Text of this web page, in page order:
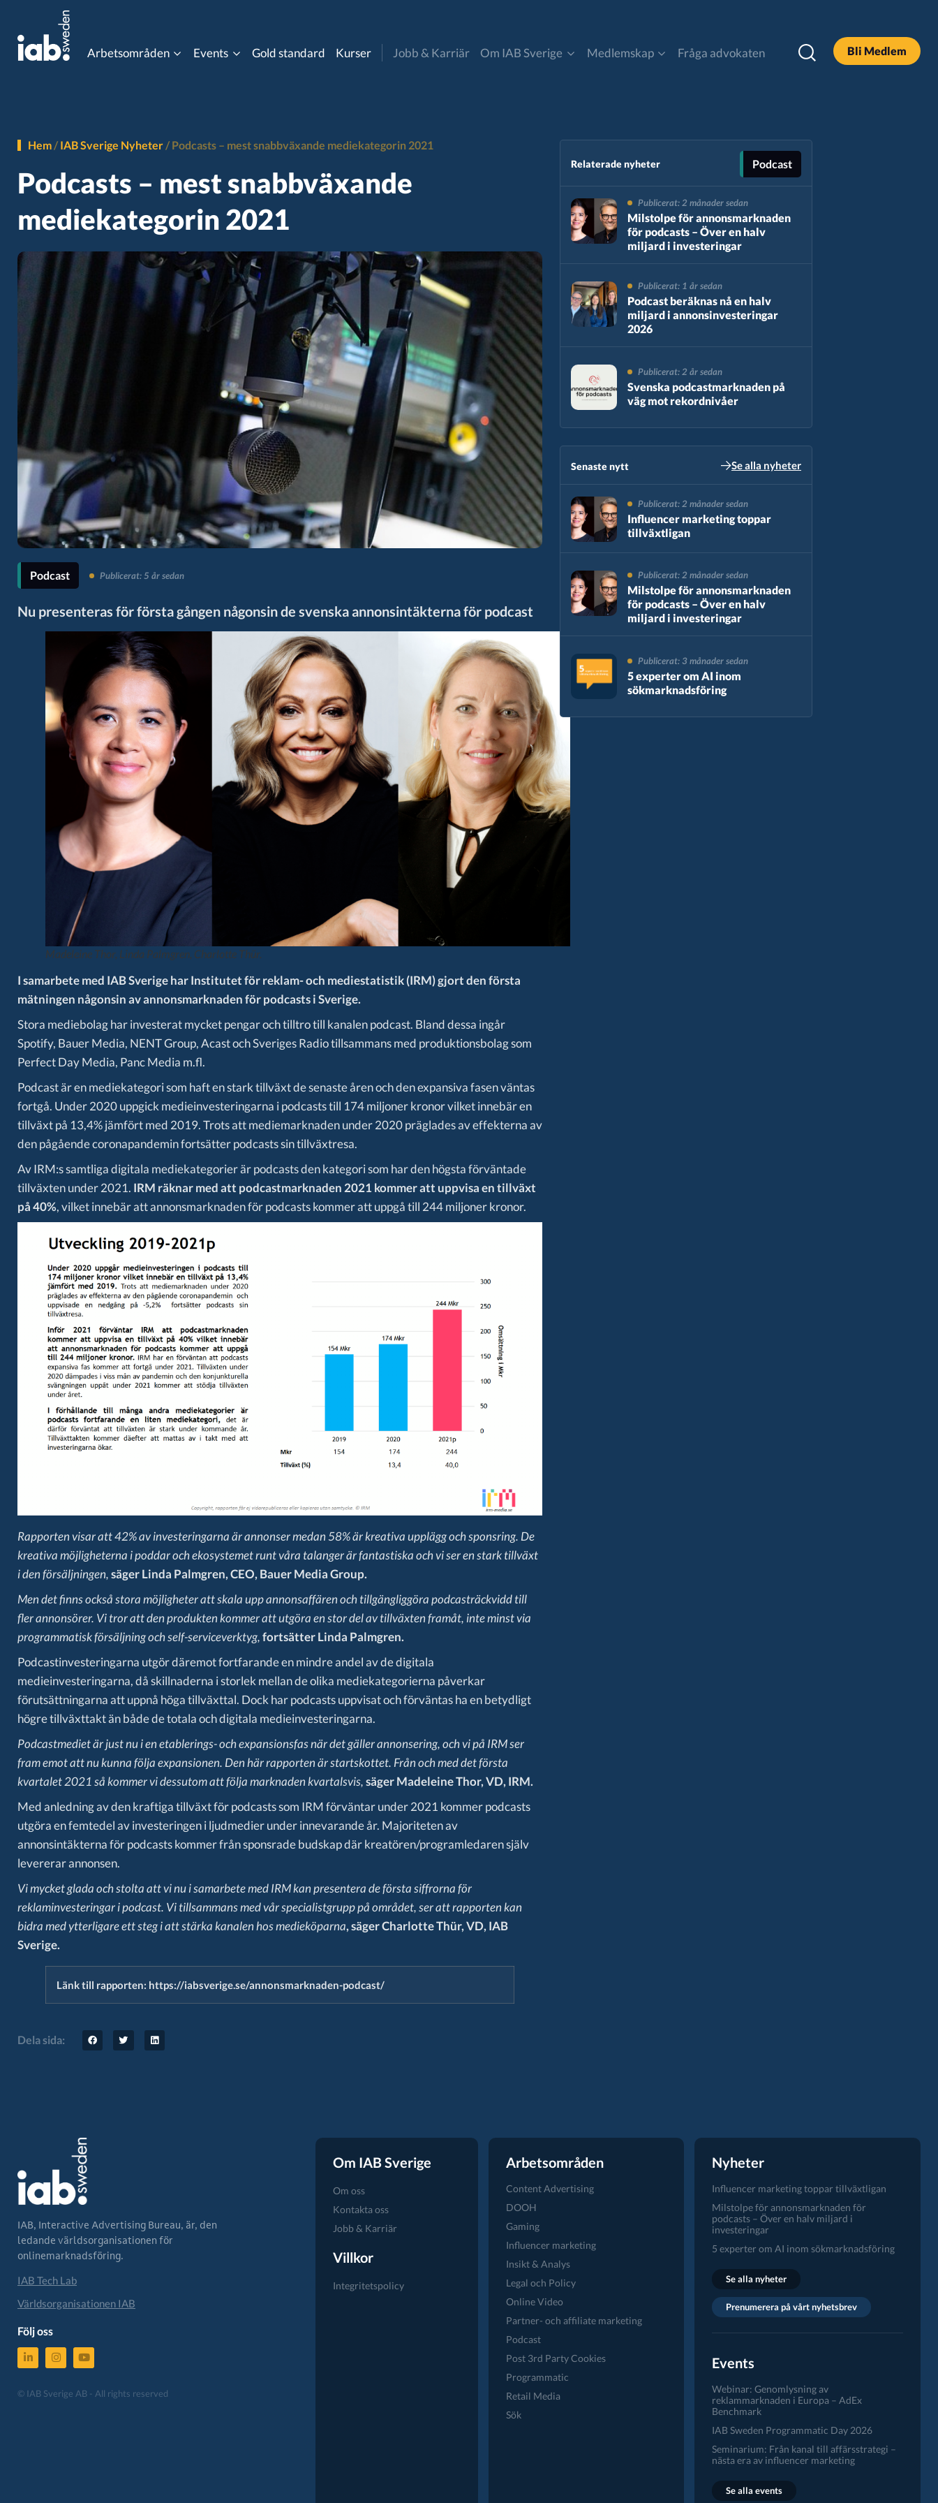
Arbetsområden
Legal och Policy
Online Video Ordlista Podcast
Post 3rd Party Cookies Programmatic Retail Media
Gold standard CommToAct Alla Rapporter & Guider
Events
MIXX Awards
Programmatic Event
Gold standard Kurser Jobb & Karriär Om IAB Sverige
Styrelse & Valberedning​
Medlemskap Fråga advokaten Bli Medlem
Hem/ IAB Sverige Nyheter/ Podcasts – mest snabbväxande mediekategorin 2021
Podcasts – mest snabbväxande
mediekategorin 2021
Podcast Publicerat: 5 år sedan
Nu presenteras för första gången någonsin de svenska annonsintäkterna för podcast
Madeleine Thor, Linda Palmgren, Charlotte Thür.
I samarbete med IAB Sverige har Institutet för reklam- och mediestatistik (IRM) gjort den första
mätningen någonsin av annonsmarknaden för podcasts i Sverige.
Stora mediebolag har investerat mycket pengar och tilltro till kanalen podcast. Bland dessa ingår
Spotify, Bauer Media, NENT Group, Acast och Sveriges Radio tillsammans med produktionsbolag som
Perfect Day Media, Panc Media m.fl.
Podcast är en mediekategori som haft en stark tillväxt de senaste åren och den expansiva fasen väntas
fortgå. Under 2020 uppgick medieinvesteringarna i podcasts till 174 miljoner kronor vilket innebär en
tillväxt på 13,4% jämfört med 2019. Trots att mediemarknaden under 2020 präglades av effekterna av
den pågående coronapandemin fortsätter podcasts sin tillväxtresa.
Av IRM:s samtliga digitala mediekategorier är podcasts den kategori som har den högsta förväntade
tillväxten under 2021. IRM räknar med att podcastmarknaden 2021 kommer att uppvisa en tillväxt
på 40%, vilket innebär att annonsmarknaden för podcasts kommer att uppgå till 244 miljoner kronor.
Rapporten visar att 42% av investeringarna är annonser medan 58% är kreativa upplägg och sponsring. De
kreativa möjligheterna i poddar och ekosystemet runt våra talanger är fantastiska och vi ser en stark tillväxt
i den försäljningen,säger Linda Palmgren, CEO, Bauer Media Group.
Men det finns också stora möjligheter att skala upp annonsaffären och tillgängliggöra podcasträckvidd till
fler annonsörer. Vi tror att den produkten kommer att utgöra en stor del av tillväxten framåt, inte minst via
programmatisk försäljning och self-serviceverktyg,fortsätter Linda Palmgren.
Podcastinvesteringarna utgör däremot fortfarande en mindre andel av de digitala
medieinvesteringarna, då skillnaderna i storlek mellan de olika mediekategorierna påverkar
förutsättningarna att uppnå höga tillväxttal. Dock har podcasts uppvisat och förväntas ha en betydligt
högre tillväxttakt än både de totala och digitala medieinvesteringarna.
Podcastmediet är just nu i en etablerings- och expansionsfas när det gäller annonsering, och vi på IRM ser
fram emot att nu kunna följa expansionen. Den här rapporten är startskottet. Från och med det första
kvartalet 2021 så kommer vi dessutom att följa marknaden kvartalsvis,säger MadeleineThor, VD, IRM.
Med anledning av den kraftiga tillväxt för podcasts som IRM förväntar under 2021 kommer podcasts
utgöra en femtedel av investeringen i ljudmedier under innevarande år. Majoriteten av
annonsintäkterna för podcasts kommer från sponsrade budskap där kreatören/programledaren själv
levererar annonsen.
Vi mycket glada och stolta att vi nu i samarbete med IRM kan presentera de första siffrorna för
reklaminvesteringar i podcast. Vi tillsammans med vår specialistgrupp på området, ser att rapporten kan
bidra med ytterligare ett steg i att stärka kanalen hos medieköparna, säger Charlotte Thür, VD, IAB
Sverige.
Länk till rapporten: https://iabsverige.se/annonsmarknaden-podcast/
Dela sida:
Relaterade nyheter Podcast
Publicerat: 2 månader sedan
Milstolpe för annonsmarknaden
för podcasts – Över en halv
miljard i investeringar
Publicerat: 1 år sedan
Podcast beräknas nå en halv
miljard i annonsinvesteringar
2026
Publicerat: 2 år sedan
Svenska podcastmarknaden på
väg mot rekordnivåer
Senaste nytt​ Se alla nyheter
Publicerat: 2 månader sedan
Influencer marketing toppar
tillväxtligan
Publicerat: 2 månader sedan
Milstolpe för annonsmarknaden
för podcasts – Över en halv
miljard i investeringar
Publicerat: 3 månader sedan
5 experter om AI inom
sökmarknadsföring
IAB, Interactive Advertising Bureau, är, den
ledande världsorganisationen för
onlinemarknadsföring.
IAB Tech Lab
Världsorganisationen IAB
Följ oss
© IAB Sverige AB - All rights reserved
Om IAB Sverige
Om oss
Kontakta oss
Jobb & Karriär
Villkor
Integritetspolicy
Arbetsområden
Content Advertising
DOOH
Gaming
Influencer marketing
Insikt & Analys
Legal och Policy
Online Video
Partner- och affiliate marketing
Podcast
Post 3rd Party Cookies
Programmatic
Retail Media
Sök
Nyheter
Influencer marketing toppar tillväxtligan
Milstolpe för annonsmarknaden för
podcasts – Över en halv miljard i
investeringar
5 experter om AI inom sökmarknadsföring
Se alla nyheter
Prenumerera på vårt nyhetsbrev
Events
Webinar: Genomlysning av
reklammarknaden i Europa – AdEx
Benchmark
IAB Sweden Programmatic Day 2026
Seminarium: Från kanal till affärsstrategi –
nästa era av influencer marketing
Se alla events